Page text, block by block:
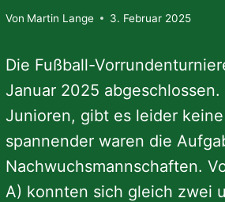
Von Martin Lange 3. Februar 2025
Die Fußball-
Januar 2025
Junioren, gibt es leider
spannender waren die
Nachwuchsmannschaften.
A) konnten sich gleich zwei